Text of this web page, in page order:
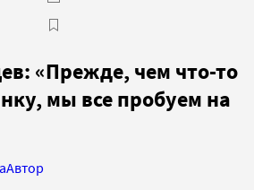
«Прежде, чем что-то
мы все пробуем на
Автор